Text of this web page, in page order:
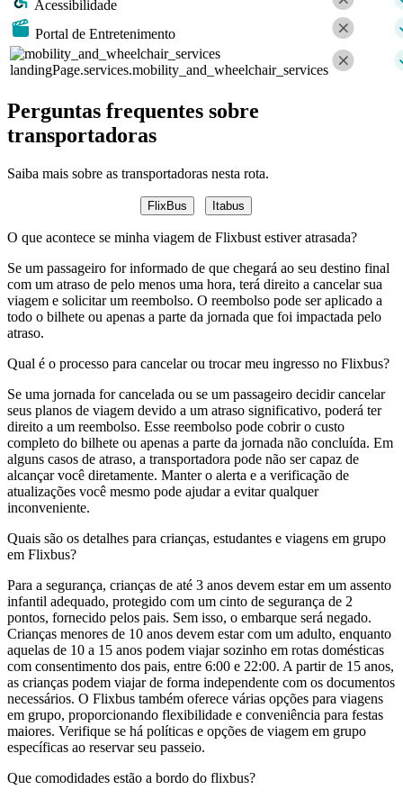
Acessibilidade
Portal de Entretenimento
landingPage.services.mobility_and_wheelchair_services
Perguntas frequentes sobre
transportadoras
Saiba mais sobre as transportadoras nesta rota.
FlixBus Itabus
O que acontece se minha viagem de Flixbust estiver atrasada?
Se um passageiro for informado de que chegará ao seu destino final
com um atraso de pelo menos uma hora, terá direito a cancelar sua
viagem e solicitar um reembolso. O reembolso pode ser aplicado a
todo o bilhete ou apenas a parte da jornada que foi impactada pelo
atraso.
Qual é o processo para cancelar ou trocar meu ingresso no Flixbus?
Se uma jornada for cancelada ou se um passageiro decidir cancelar
seus planos de viagem devido a um atraso significativo, poderá ter
direito a um reembolso. Esse reembolso pode cobrir o custo
completo do bilhete ou apenas a parte da jornada não concluída. Em
alguns casos de atraso, a transportadora pode não ser capaz de
alcançar você diretamente. Manter o alerta e a verificação de
atualizações você mesmo pode ajudar a evitar qualquer
inconveniente.
Quais são os detalhes para crianças, estudantes e viagens em grupo
em Flixbus?
Para a segurança, crianças de até 3 anos devem estar em um assento
infantil adequado, protegido com um cinto de segurança de 2
pontos, fornecido pelos pais. Sem isso, o embarque será negado.
Crianças menores de 10 anos devem estar com um adulto, enquanto
aquelas de 10 a 15 anos podem viajar sozinho em rotas domésticas
com consentimento dos pais, entre 6:00 e 22:00. A partir de 15 anos,
as crianças podem viajar de forma independente com os documentos
necessários. O Flixbus também oferece várias opções para viagens
em grupo, proporcionando flexibilidade e conveniência para festas
maiores. Verifique se há políticas e opções de viagem em grupo
específicas ao reservar seu passeio.
Que comodidades estão a bordo do flixbus?